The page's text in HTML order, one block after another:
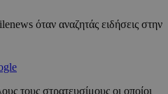
όταν αναζητάς ειδήσεις στην
τους στρατευσίμους οι οποίοι